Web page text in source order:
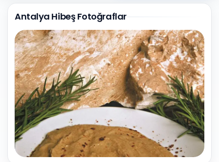
Antalya Hibeş Fotoğraflar
1Fotoğraf